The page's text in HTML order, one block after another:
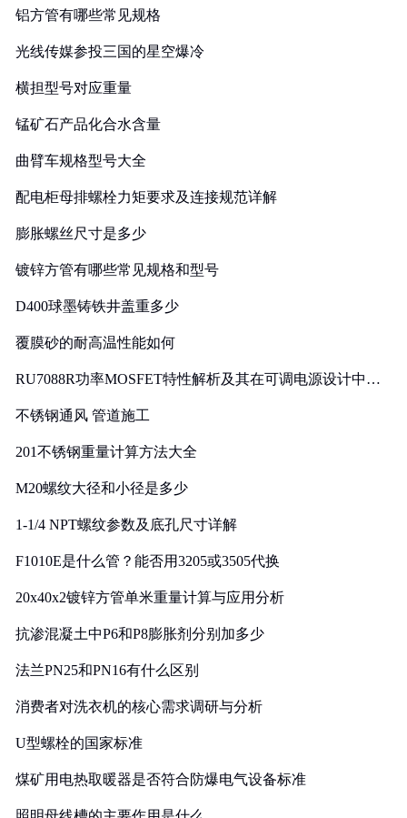
铝方管有哪些常见规格
光线传媒参投三国的星空爆冷
横担型号对应重量
锰矿石产品化合水含量
曲臂车规格型号大全
配电柜母排螺栓力矩要求及连接规范详解
膨胀螺丝尺寸是多少
镀锌方管有哪些常见规格和型号
D400球墨铸铁井盖重多少
覆膜砂的耐高温性能如何
RU7088R功率MOSFET特性解析及其在可调电源设计中的
不锈钢通风 管道施工
201不锈钢重量计算方法大全
M20螺纹大径和小径是多少
1-1/4 NPT螺纹参数及底孔尺寸详解
F1010E是什么管？能否用3205或3505代换
20x40x2镀锌方管单米重量计算与应用分析
抗渗混凝土中P6和P8膨胀剂分别加多少
法兰PN25和PN16有什么区别
消费者对洗衣机的核心需求调研与分析
U型螺栓的国家标准
煤矿用电热取暖器是否符合防爆电气设备标准